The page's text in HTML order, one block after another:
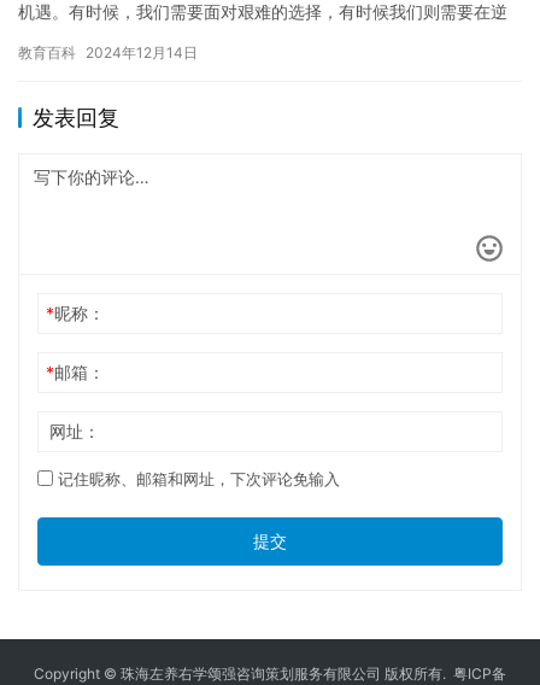
机遇。有时候，我们需要面对艰难的选择，有时候我们则需要在逆
教育百科 2024年12月14日
发表回复
*昵称：
*邮箱：
网址：
记住昵称、邮箱和网址，下次评论免输入
提交
Copyright © 珠海左养右学颂强咨询策划服务有限公司 版权所有. 粤ICP备